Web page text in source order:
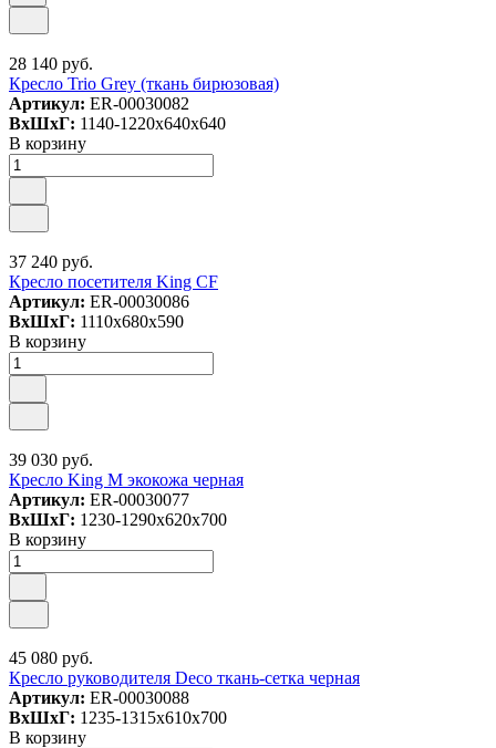
28 140 руб.
Кресло Trio Grey (ткань бирюзовая)
Артикул: ER-00030082
ВxШxГ: 1140-1220x640x640
В корзину
37 240 руб.
Кресло посетителя King CF
Артикул: ER-00030086
ВxШxГ: 1110x680x590
В корзину
39 030 руб.
Кресло King М экокожа черная
Артикул: ER-00030077
ВxШxГ: 1230-1290x620x700
В корзину
45 080 руб.
Кресло руководителя Deco ткань-сетка черная
Артикул: ER-00030088
ВxШxГ: 1235-1315x610x700
В корзину